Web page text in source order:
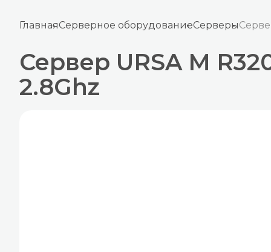
ГлавнаяСерверное оборудованиеСерверы
Сервер URSA M
2.8Ghz